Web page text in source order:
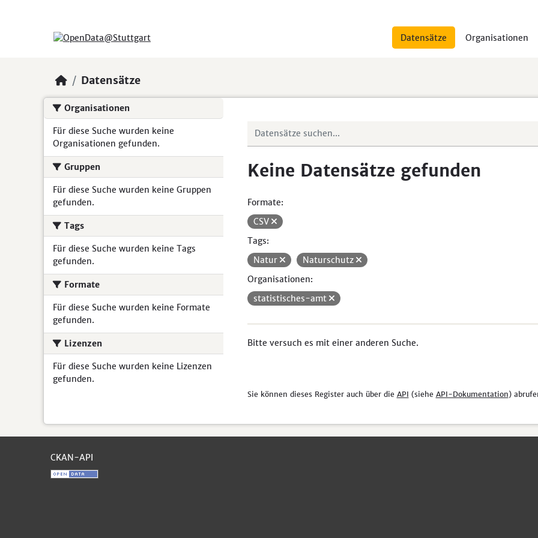
Datensätze Organisationen
Datensätze
Organisationen
Für diese Suche wurden keine
Organisationen gefunden.
Gruppen
Für diese Suche wurden keine Gruppen
gefunden.
Tags
Für diese Suche wurden keine Tags
gefunden.
Formate
Für diese Suche wurden keine Formate
gefunden.
Lizenzen
Für diese Suche wurden keine Lizenzen
gefunden.
Keine Datensätze gefunden
Formate:
CSV
Tags:
Natur
Naturschutz
Organisationen:
statistisches-amt
Bitte versuch es mit einer anderen Suche.
Sie können dieses Register auch über die API (siehe API-Dokumentation)
CKAN-API